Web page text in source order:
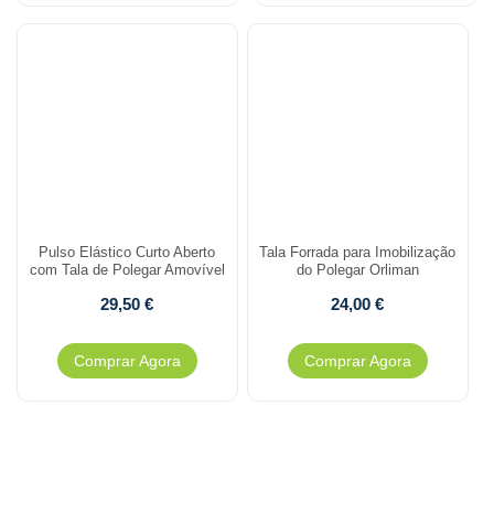
Pulso Elástico Curto Aberto
com Tala de Polegar Amovível
29,50€
Comprar Agora
Tala Forrada para Imobilização
do Polegar Orliman
24,00€
Comprar Agora